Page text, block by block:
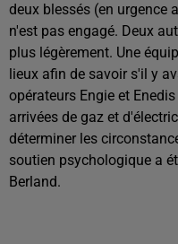
deux blessés (en urgence
n'est pas engagé. Deux
plus légèrement. Une
lieux afin de savoir s'il y
opérateurs Engie et
arrivées de gaz et
déterminer les
soutien psychologique a
Berland.